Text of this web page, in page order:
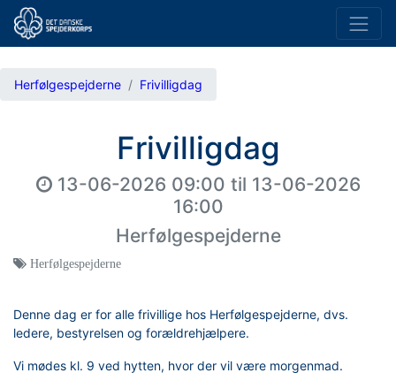
Herfølgespejderne Frivilligdag
Frivilligdag
13-06-2026 09:00 til 13-06-2026
16:00
Herfølgespejderne
Herfølgespejderne
Denne dag er for alle frivillige hos Herfølgespejderne, dvs.
ledere, bestyrelsen og forældrehjælpere.
Vi mødes kl. 9 ved hytten, hvor der vil være morgenmad.